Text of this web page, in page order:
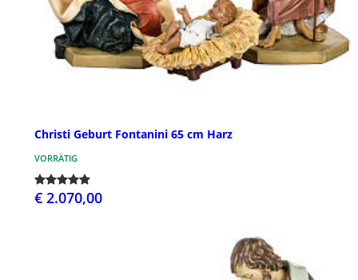
Christi Geburt Fontanini 65 cm Harz
VORRÄTIG
€ 2.070,00